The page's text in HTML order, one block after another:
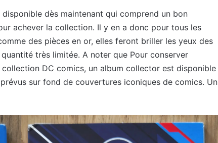
dès maintenant qui comprend un bon
achever la collection. Il y en a donc pour tous les
des pièces en or, elles feront briller les yeux des
très limitée. A noter que Pour conserver
DC comics, un album collector est disponible
sur fond de couvertures iconiques de comics. Un